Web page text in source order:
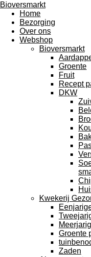
Bioversmarkt
Home
Bezorging
Over ons
Webshop
Bioversmarkt
Groente
Fruit
Recept
DKW
Kwekerij
Groente
Zaden